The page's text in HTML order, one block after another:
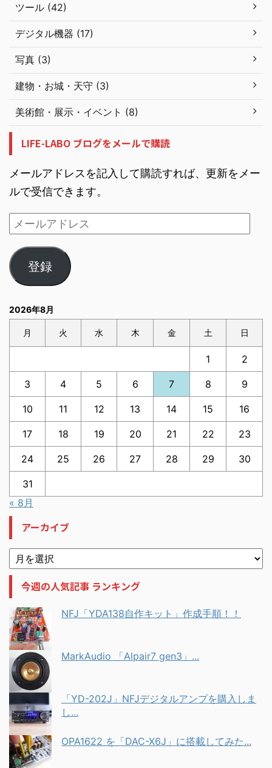
ツール (42)
デジタル機器 (17)
写真 (3)
建物・お城・天守 (3)
美術館・展示・イベント (8)
LIFE-LABO ブログをメールで購読
メールアドレスを記入して購読すれば、更新をメー
ルで受信できます。
登録
2026年8月
月 火 水 木 金 土 日
1 2
3 4 5 6 7 8 9
10 11 12 13 14 15 16
17 18 19 20 21 22 23
24 25 26 27 28 29 30
31
« 8月
アーカイブ
今週の人気記事 ランキング
NFJ「YDA138自作キット」作成手順！！
MarkAudio 「Alpair7 gen3」...
「YD-202J」NFJデジタルアンプを購入しま
し...
OPA1622 を「DAC-X6J」に搭載してみた...